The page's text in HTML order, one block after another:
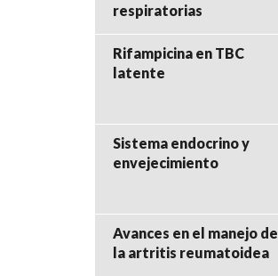
respiratorias
Rifampicina en TBC
latente
Sistema endocrino y
envejecimiento
Avances en el manejo de
la artritis reumatoidea